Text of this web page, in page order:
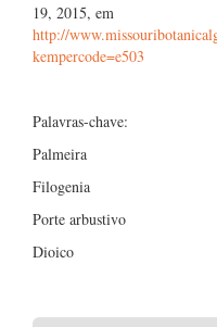
19, 2015, em
http://
kempercode=e503
Palavras-chave:
Palmeira
Filogenia
Porte arbustivo
Dioico